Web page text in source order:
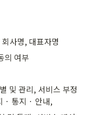
사명, 대표자명
의 여부
및 관리, 서비스 부정
· 통지 · 안내,